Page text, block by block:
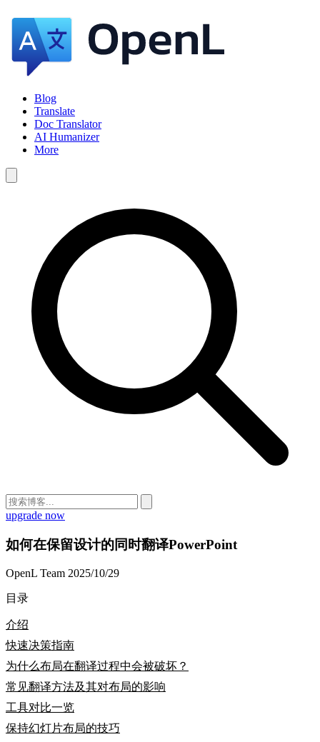
Blog
Translate
Doc Translator
AI Humanizer
More
upgrade now
如何在保留设计的同时翻译PowerPoint
OpenL Team 2025/10/29
目录
介绍
快速决策指南
为什么布局在翻译过程中会被破坏？
常见翻译方法及其对布局的影响
工具对比一览
保持幻灯片布局的技巧